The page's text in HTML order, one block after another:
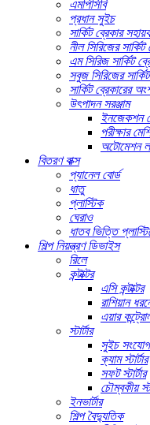
এমপিসিবি
প্রধান সুইচ
সার্কিট ব্রেকার
নীল সিরিজের সার্কিট
এম সিরিজ সার্কিট
সবুজ সিরিজের
সার্কিট ব্রেকারের
উৎপাদন সরঞ্জাম
ইনজেকশন
পরীক্ষার
অটোমেশন
বিতরণ বাক্স
প্যানেল বোর্ড
ধাতু
প্লাস্টিক
ঘেরাও
ধাতব ভিত্তি
শিল্প নিয়ন্ত্রণ ডিভাইস
রিলে
কন্টাক্টর
এসি কন্টাক্টর
রাশিয়ান
এয়ার
স্টার্টার
সুইচ সংযোগ
ক্যাম স্টার্টার
সফট স্টার্টার
চৌম্বকীয়
ইনভার্টার
শিল্প বৈদ্যুতিক